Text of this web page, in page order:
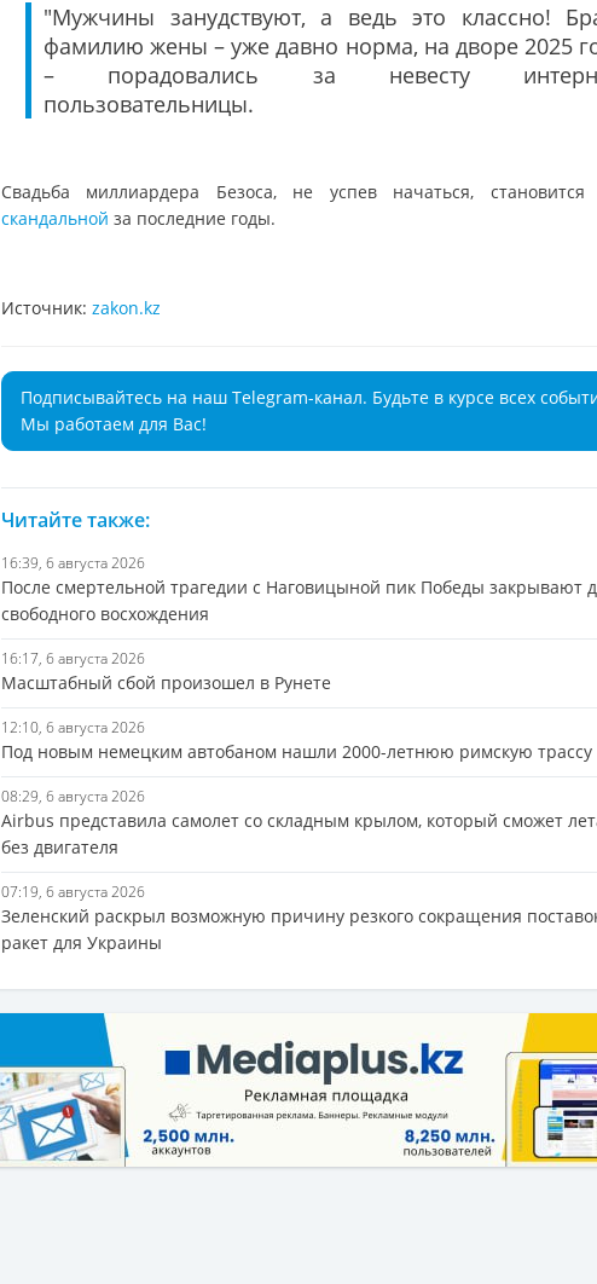
"Мужчины занудствуют, а ведь это классно!
фамилию жены – уже давно норма, на дворе 2025
– порадовались за невесту
пользовательницы.
Свадьба миллиардера Безоса, не успев начаться, становится
скандальной за последние годы.
Источник: zakon.kz
Подписывайтесь на наш Telegram-канал. Будьте в курсе всех
Мы работаем для Вас!
Читайте также:
16:39, 6 августа 2026
После смертельной трагедии с Наговицыной пик Победы закрывают
свободного восхождения
16:17, 6 августа 2026
Масштабный сбой произошел в Рунете
12:10, 6 августа 2026
Под новым немецким автобаном нашли 2000-летнюю римскую трассу
08:29, 6 августа 2026
Airbus представила самолет со складным крылом, который сможет
без двигателя
07:19, 6 августа 2026
Зеленский раскрыл возможную причину резкого сокращения
ракет для Украины